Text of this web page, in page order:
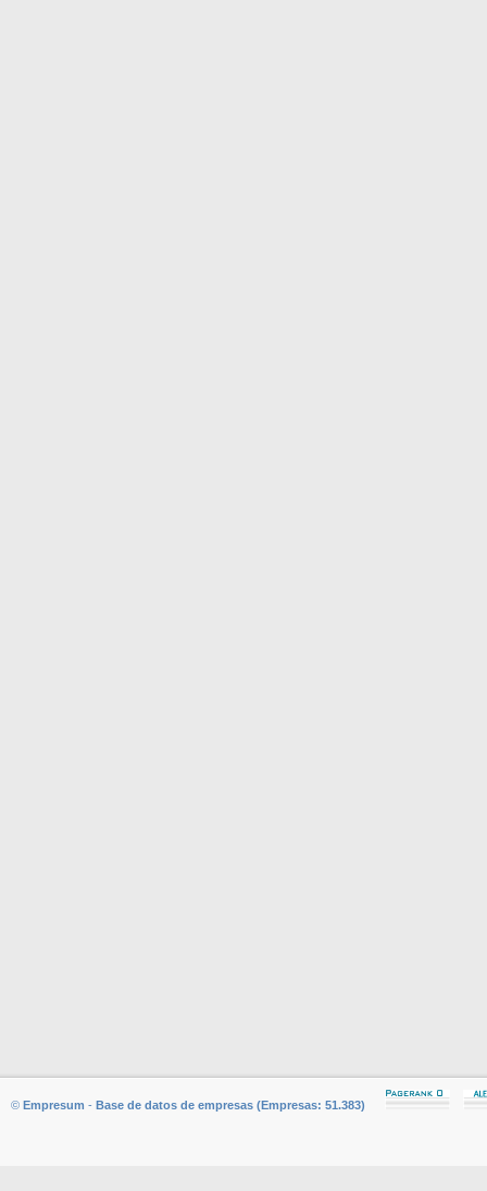
© Empresum - Base de datos de empresas (Empresas: 51.383)